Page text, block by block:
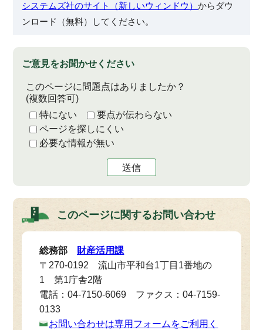
システムズ社のサイト（新しいウィンドウ）からダウ
ンロード（無料）してください。
ご意見をお聞かせください
このページに問題点はありましたか？
(複数回答可)
特にない
要点が伝わらない
ページを探しにくい
必要な情報が無い
送信
このページに関するお問い合わせ
総務部 財産活用課
〒270-0192 流山市平和台1丁目1番地の
1 第1庁舎2階
電話：04-7150-6069 ファクス：04-7159-
0133
お問い合わせは専用フォームをご利用く